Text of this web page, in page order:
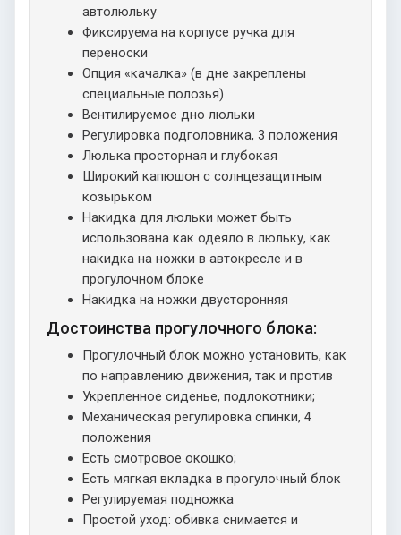
автолюльку
Фиксируема на корпусе ручка для
переноски
Опция «качалка» (в дне закреплены
специальные полозья)
Вентилируемое дно люльки
Регулировка подголовника, 3 положения
Люлька просторная и глубокая
Широкий капюшон с солнцезащитным
козырьком
Накидка для люльки может быть
использована как одеяло в люльку, как
накидка на ножки в автокресле и в
прогулочном блоке
Накидка на ножки двусторонняя
Достоинства прогулочного блока:
Прогулочный блок можно установить, как
по направлению движения, так и против
Укрепленное сиденье, подлокотники;
Механическая регулировка спинки, 4
положения
Есть смотровое окошко;
Есть мягкая вкладка в прогулочный блок
Регулируемая подножка
Простой уход: обивка снимается и